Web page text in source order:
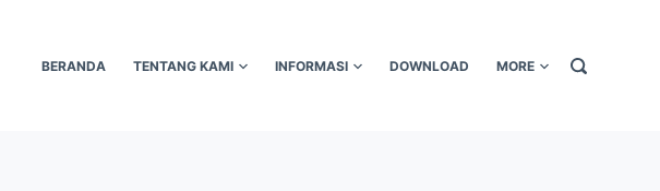
BERANDA TENTANG KAMI INFORMASI DOWNLOAD MORE